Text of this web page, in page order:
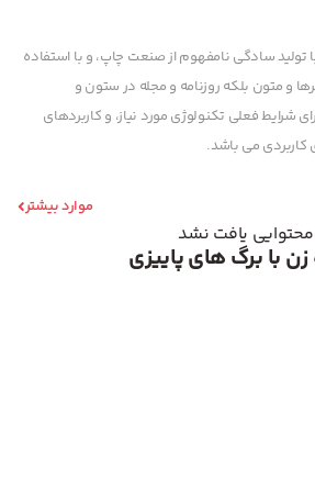
سادگی نامفهوم از صنعت چاپ، و با استفاده
و متون بلکه روزنامه و مجله در ستون و
شرایط فعلی تکنولوژی مورد نیاز، و کاربردهای
کاربردی می باشد.
موارد بیشتر
محتوایی یافت نشد
با برگ های پاییزی